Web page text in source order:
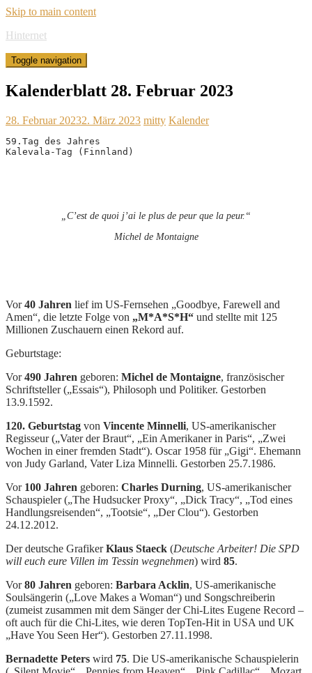
Skip to main content
Hinternet
Toggle navigation
Kalenderblatt 28. Februar 2023
28. Februar 20232. März 2023 mitty Kalender
59.Tag des Jahres
Kalevala-Tag (Finnland)
„C’est de quoi j’ai le plus de peur que la peur.“
Michel de Montaigne
Vor40 Jahren lief im US-Fernsehen „Goodbye, Farewell and
Amen“, die letzte Folge von „M*A*S*H“ und stellte mit 125
Millionen Zuschauern einen Rekord auf.
Geburtstage:
Vor490 Jahren geboren: Michel de Montaigne, französischer
Schriftsteller („Essais“), Philosoph und Politiker. Gestorben
13.9.1592.
120. Geburtstag von Vincente Minnelli, US-amerikanischer
Regisseur („Vater der Braut“, „Ein Amerikaner in Paris“, „Zwei
Wochen in einer fremden Stadt“). Oscar 1958 für „Gigi“. Ehemann
von Judy Garland, Vater Liza Minnelli. Gestorben 25.7.1986.
Vor 100 Jahren geboren: Charles Durning, US-amerikanischer
Schauspieler („The Hudsucker Proxy“, „Dick Tracy“, „Tod eines
Handlungsreisenden“, „Tootsie“, „Der Clou“). Gestorben
24.12.2012.
Der deutsche GrafikerKlaus Staeck (Deutsche Arbeiter! Die SPD
will euch eure Villen im Tessin wegnehmen) wird 85.
Vor80 Jahren geboren: Barbara Acklin, US-amerikanische
Soulsängerin („Love Makes a Woman“) und Songschreiberin
(zumeist zusammen mit dem Sänger der Chi-Lites Eugene Record –
oft auch für die Chi-Lites, wie deren TopTen-Hit in USA und UK
„Have You Seen Her“). Gestorben 27.11.1998.
Bernadette Peters wird 75. Die US-amerikanische Schauspielerin